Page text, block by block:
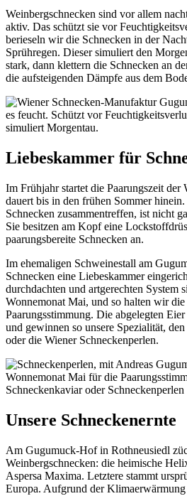
Weinbergschnecken sind vor allem
aktiv. Das schützt sie vor
berieseln wir die Schnecken in der
Sprühregen. Dieser simuliert den
stark, dann klettern die Schnecken an
die aufsteigenden Dämpfe aus dem
Liebeskammer für
Im Frühjahr startet die Paarungszeit der
dauert bis in den frühen Sommer
Schnecken zusammentreffen, ist nicht
Sie besitzen am Kopf eine
paarungsbereite Schnecken an.
Im ehemaligen Schweinestall am
Schnecken eine Liebeskammer
durchdachten und artgerechten System
Wonnemonat Mai, und so halten wir
Paarungsstimmung. Die abgelegten
und gewinnen so unsere Spezialität,
oder die Wiener Schneckenperlen.
Unsere Schneckenernte
Am Gugumuck-Hof in Rothneusiedl
Weinbergschnecken: die heimische
Aspersa Maxima. Letztere stammt
Europa. Aufgrund der